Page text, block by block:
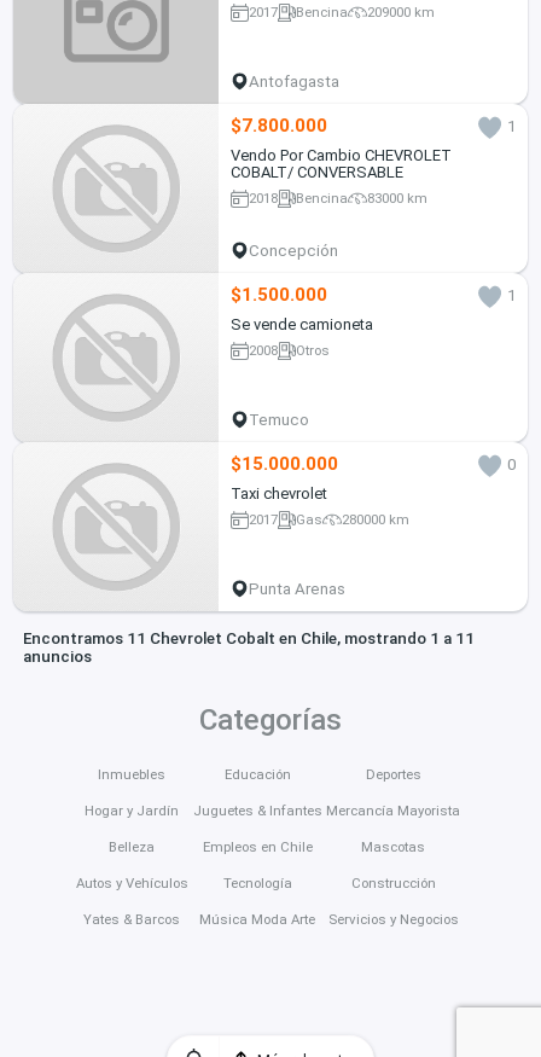
2017 Bencina 209000 km
Antofagasta
$7.800.000
1
Vendo Por Cambio CHEVROLET
COBALT/ CONVERSABLE
2018 Bencina 83000 km
Concepción
$1.500.000
1
Se vende camioneta
2008 Otros
Temuco
$15.000.000
0
Taxi chevrolet
2017 Gas 280000 km
Punta Arenas
Encontramos 11 Chevrolet Cobalt en Chile, mostrando 1 a 11
anuncios
Categorías
Inmuebles
Hogar y Jardín
Belleza
Autos y Vehículos
Yates & Barcos
Educación
Juguetes & Infantes
Empleos en Chile
Tecnología
Música Moda Arte
Deportes
Mercancía Mayorista
Mascotas
Construcción
Servicios y Negocios